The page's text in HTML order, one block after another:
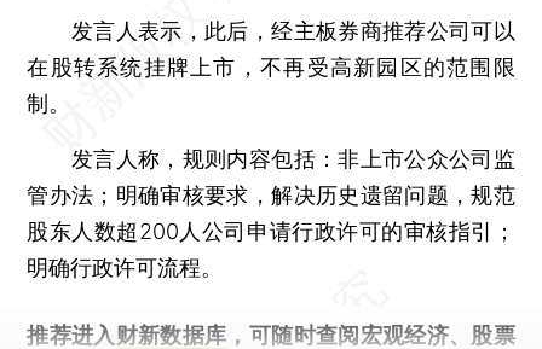
发言人表示，此后，经主板券商推荐公司可以
在股转系统挂牌上市，不再受高新园区的范围限
制。
发言人称，规则内容包括：非上市公众公司监
管办法；明确审核要求，解决历史遗留问题，规范
股东人数超200人公司申请行政许可的审核指引；
明确行政许可流程。
推荐进入 财新数据库 ，可随时查阅宏观经济、股票